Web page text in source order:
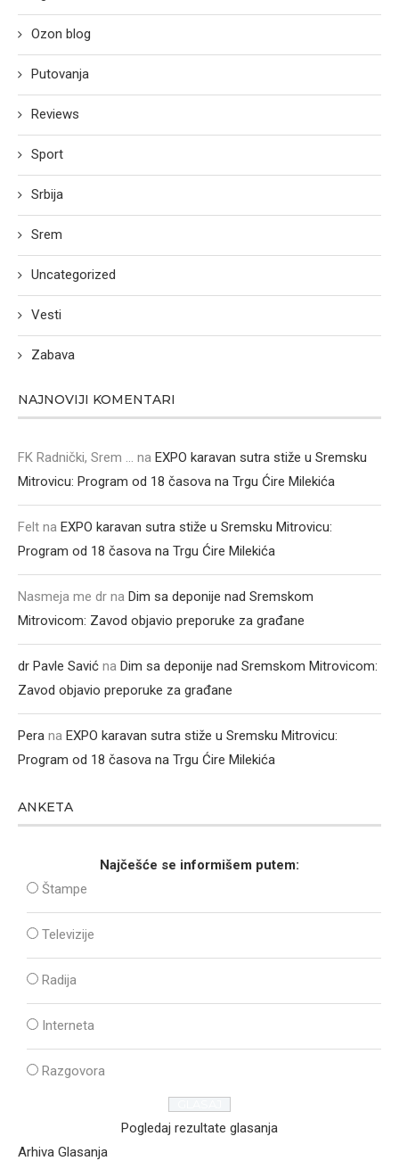
Ozon blog
Putovanja
Reviews
Sport
Srbija
Srem
Uncategorized
Vesti
Zabava
NAJNOVIJI KOMENTARI
FK Radnički, Srem ... na EXPO karavan sutra stiže u Sremsku
Mitrovicu: Program od 18 časova na Trgu Ćire Milekića
Felt na EXPO karavan sutra stiže u Sremsku Mitrovicu:
Program od 18 časova na Trgu Ćire Milekića
Nasmeja me dr na Dim sa deponije nad Sremskom
Mitrovicom: Zavod objavio preporuke za građane
dr Pavle Savić na Dim sa deponije nad Sremskom Mitrovicom:
Zavod objavio preporuke za građane
Pera na EXPO karavan sutra stiže u Sremsku Mitrovicu:
Program od 18 časova na Trgu Ćire Milekića
ANKETA
Najčešće se informišem putem:
Štampe
Televizije
Radija
Interneta
Razgovora
Pogledaj rezultate glasanja
Arhiva Glasanja